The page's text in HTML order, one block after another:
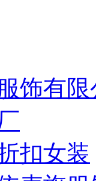
饰有限
扣女装